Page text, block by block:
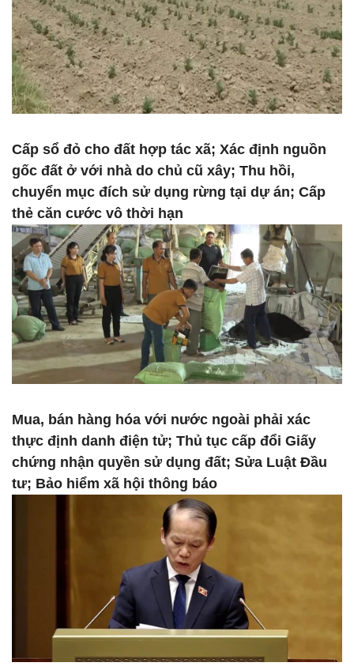
Cấp sổ đỏ cho đất hợp tác xã; Xác định nguồn
gốc đất ở với nhà do chủ cũ xây; Thu hồi,
chuyển mục đích sử dụng rừng tại dự án; Cấp
thẻ căn cước vô thời hạn
Mua, bán hàng hóa với nước ngoài phải xác
thực định danh điện tử; Thủ tục cấp đổi Giấy
chứng nhận quyền sử dụng đất; Sửa Luật Đầu
tư; Bảo hiểm xã hội thông báo